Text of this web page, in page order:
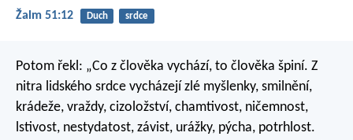
Žalm 51:12 Duch srdce
Potom řekl: „Co z člověka vychází, to člověka špiní. Z
nitra lidského srdce vycházejí zlé myšlenky, smilnění,
krádeže, vraždy, cizoložství, chamtivost, ničemnost,
lstivost, nestydatost, závist, urážky, pýcha, potrhlost.